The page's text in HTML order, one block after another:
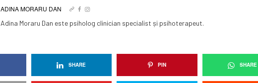
ADINA MORARU DAN
Adina Moraru Dan este psiholog clinician specialist și psihoterapeut.
SHARE PIN SHARE